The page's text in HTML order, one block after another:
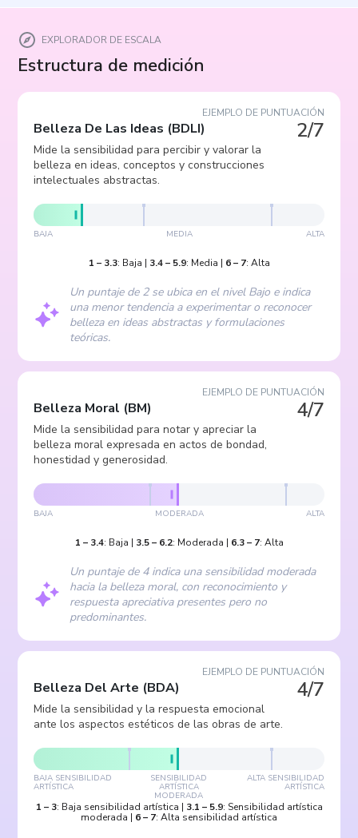
EXPLORADOR DE ESCALA
Estructura de medición
EJEMPLO DE PUNTUACIÓN
2/7
Belleza De Las Ideas (BDLI)
Mide la sensibilidad para percibir y valorar la
belleza en ideas, conceptos y construcciones
intelectuales abstractas.
BAJA MEDIA ALTA
1 – 3.3: Baja | 3.4– 5.9: Media | 6– 7: Alta
Un puntaje de 2 se ubica en el nivel Bajo e indica
una menor tendencia a experimentar o reconocer
belleza en ideas abstractas y formulaciones
teóricas.
EJEMPLO DE PUNTUACIÓN
4/7
Belleza Moral (BM)
Mide la sensibilidad para notar y apreciar la
belleza moral expresada en actos de bondad,
honestidad y generosidad.
BAJA MODERADA ALTA
1 – 3.4: Baja | 3.5– 6.2: Moderada | 6.3– 7: Alta
Un puntaje de 4 indica una sensibilidad moderada
hacia la belleza moral, con reconocimiento y
respuesta apreciativa presentes pero no
predominantes.
EJEMPLO DE PUNTUACIÓN
4/7
Belleza Del Arte (BDA)
Mide la sensibilidad y la respuesta emocional
ante los aspectos estéticos de las obras de arte.
BAJA SENSIBILIDAD
ARTÍSTICA
SENSIBILIDAD
ARTÍSTICA
MODERADA
ALTA SENSIBILIDAD
ARTÍSTICA
1 – 3: Baja sensibilidad artística | 3.1 – 5.9: Sensibilidad artística
moderada | 6– 7: Alta sensibilidad artística